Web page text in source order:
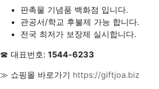
판촉물 기념품 백화점 입니다.
관공서/학교 후불제 가능 합니다.
전국 최저가 보장제 실시합니다.
☎ 대표번호: 1544-6233
≫ 쇼핑몰 바로가기 https://giftjoa.biz